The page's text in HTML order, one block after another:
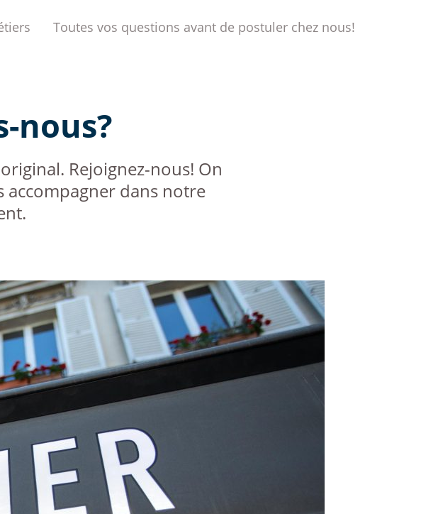
Toutes vos questions avant de postuler chez nous!
nous?
Rejoignez-nous! On
dans notre